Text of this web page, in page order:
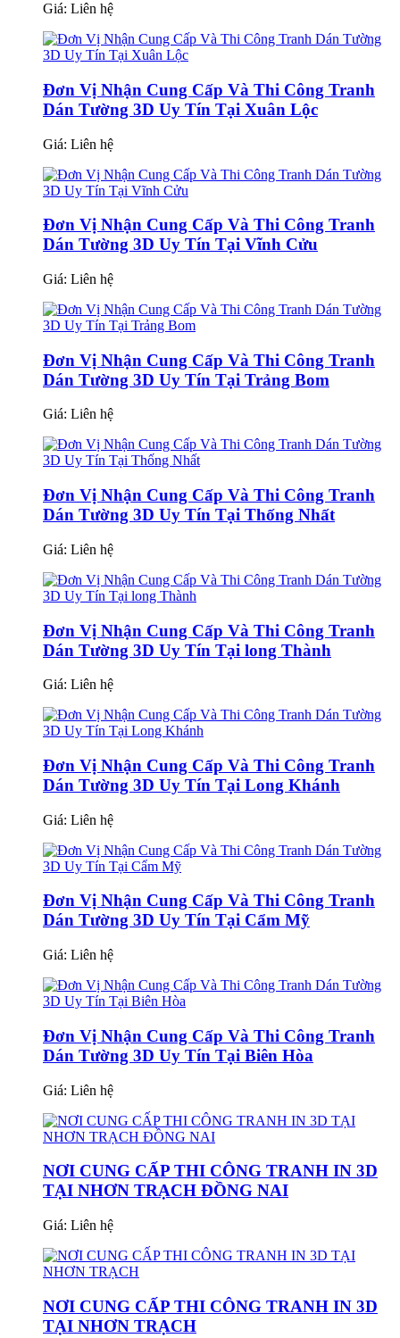
Giá: Liên hệ
Đơn Vị Nhận Cung Cấp Và Thi Công Tranh
Dán Tường 3D Uy Tín Tại Xuân Lộc
Giá: Liên hệ
Đơn Vị Nhận Cung Cấp Và Thi Công Tranh
Dán Tường 3D Uy Tín Tại Vĩnh Cửu
Giá: Liên hệ
Đơn Vị Nhận Cung Cấp Và Thi Công Tranh
Dán Tường 3D Uy Tín Tại Trảng Bom
Giá: Liên hệ
Đơn Vị Nhận Cung Cấp Và Thi Công Tranh
Dán Tường 3D Uy Tín Tại Thống Nhất
Giá: Liên hệ
Đơn Vị Nhận Cung Cấp Và Thi Công Tranh
Dán Tường 3D Uy Tín Tại long Thành
Giá: Liên hệ
Đơn Vị Nhận Cung Cấp Và Thi Công Tranh
Dán Tường 3D Uy Tín Tại Long Khánh
Giá: Liên hệ
Đơn Vị Nhận Cung Cấp Và Thi Công Tranh
Dán Tường 3D Uy Tín Tại Cẩm Mỹ
Giá: Liên hệ
Đơn Vị Nhận Cung Cấp Và Thi Công Tranh
Dán Tường 3D Uy Tín Tại Biên Hòa
Giá: Liên hệ
NƠI CUNG CẤP THI CÔNG TRANH IN 3D
TẠI NHƠN TRẠCH ĐỒNG NAI
Giá: Liên hệ
NƠI CUNG CẤP THI CÔNG TRANH IN 3D
TẠI NHƠN TRẠCH